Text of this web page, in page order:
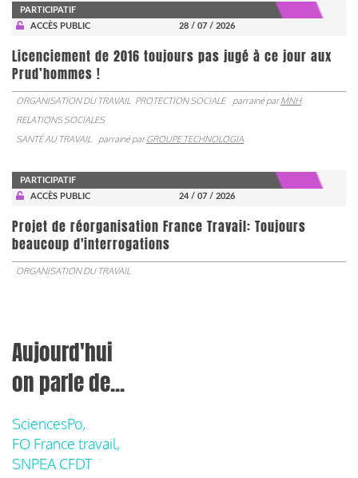
PARTICIPATIF
ACCÈS PUBLIC
28 / 07 / 2026
Licenciement de 2016 toujours pas jugé à ce jour aux
Prud’hommes !
ORGANISATION DU TRAVAIL PROTECTION SOCIALE parrainé parMNH
RELATIONS SOCIALES
SANTÉ AU TRAVAIL
parrainé parGROUPE TECHNOLOGIA
PARTICIPATIF
ACCÈS PUBLIC
24 / 07 / 2026
Projet de réorganisation France Travail: Toujours
beaucoup d'interrogations
ORGANISATION DU TRAVAIL
Aujourd'hui
on parle de...
SciencesPo,
FO France travail,
SNPEA CFDT